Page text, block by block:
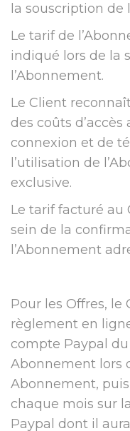
la souscription de
Le tarif de
indiqué lors de la
l’Abonnement.
Le Client
des coûts
connexion et de
l’utilisation de
exclusive.
Le tarif facturé au
sein de la
l’Abonnement
Pour les Offres, le
règlement en
compte Paypal
Abonnement lors
Abonnement,
chaque mois sur
Paypal dont il